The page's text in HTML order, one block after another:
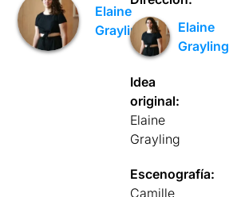
Elaine
Grayling
Elaine
Grayling
Idea
original:
Elaine
Grayling
Escenografía:
Camille